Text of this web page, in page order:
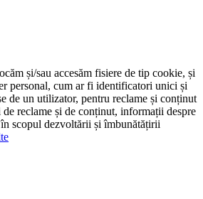
și/sau accesăm fisiere de tip cookie, și
personal, cum ar fi identificatori unici și
de un utilizator, pentru reclame și conținut
de reclame și de conținut, informații despre
scopul dezvoltării și îmbunătățirii